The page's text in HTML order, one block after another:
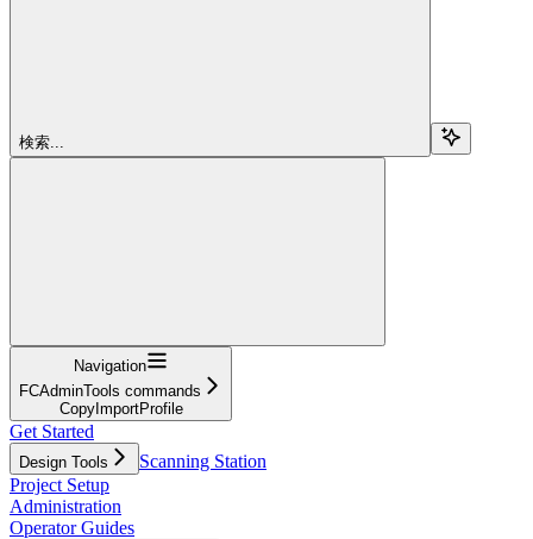
検索...
Navigation
FCAdminTools commands
CopyImportProfile
Get Started
Design Tools
Scanning Station
Project Setup
Administration
Operator Guides